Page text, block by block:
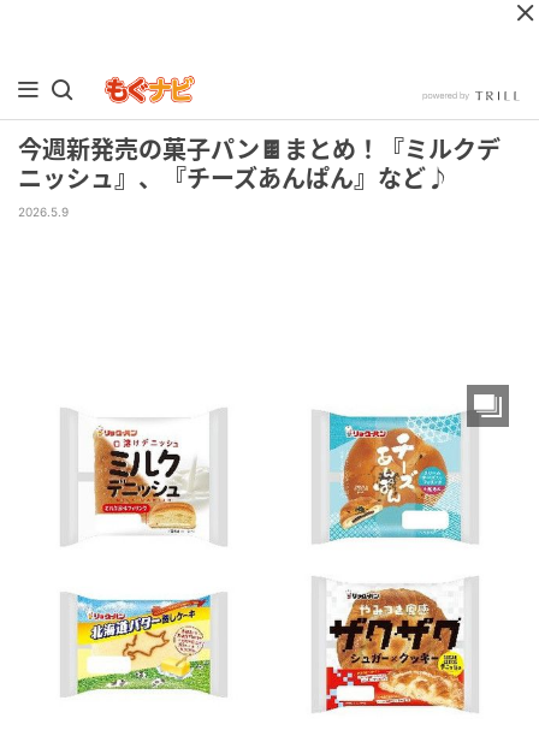
今週新発売の菓子パン🍫まとめ！『ミルクデ
ニッシュ』、『チーズあんぱん』など♪
2026.5.9